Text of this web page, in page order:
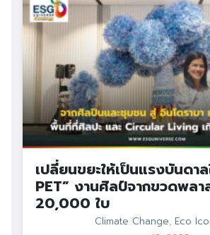
เปลี่ยนขยะให้เป็นแรงบันดา
PET” งานศิลป์จากขวดพล
20,000 ใบ
Climate Change, Eco